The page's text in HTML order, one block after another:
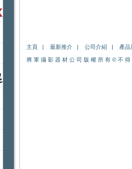
主頁 | 最新推介 | 公司介紹 | 產品
將 軍 攝 影 器 材 公 司 版 權 所 有 © 不 得